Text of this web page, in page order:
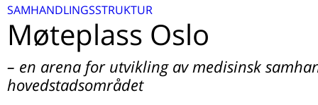
Samhandling uten bakkekontakt
UTPOSTENS DOBBELTTIME
Einars metoder
ALLMENNMEDISINSKE UTFORDRINGER
Kronisk fatigue
UTLAND
‘Preventing overdiagnosis’
SAMHANDLINGSSTRUKTUR
Møteplass Oslo
– en arena for utvikling av medisinsk
hovedstadsområdet